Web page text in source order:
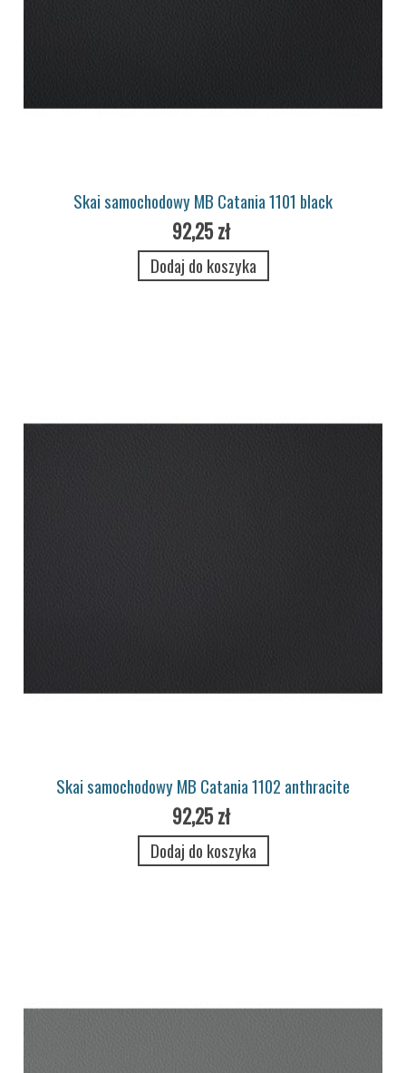
Skai samochodowy MB Catania 1101 black
92,25 zł
Dodaj do koszyka
Skai samochodowy MB Catania 1102 anthracite
92,25 zł
Dodaj do koszyka